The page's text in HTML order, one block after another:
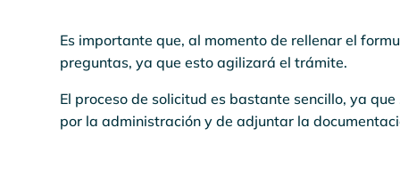
Es importante que, al momento de rellenar el
preguntas, ya que esto agilizará el trámite.
El proceso de solicitud es bastante sencillo, ya
por la administración y de adjuntar la